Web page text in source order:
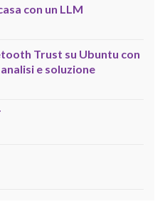
con un LLM
Trust su Ubuntu con
e soluzione